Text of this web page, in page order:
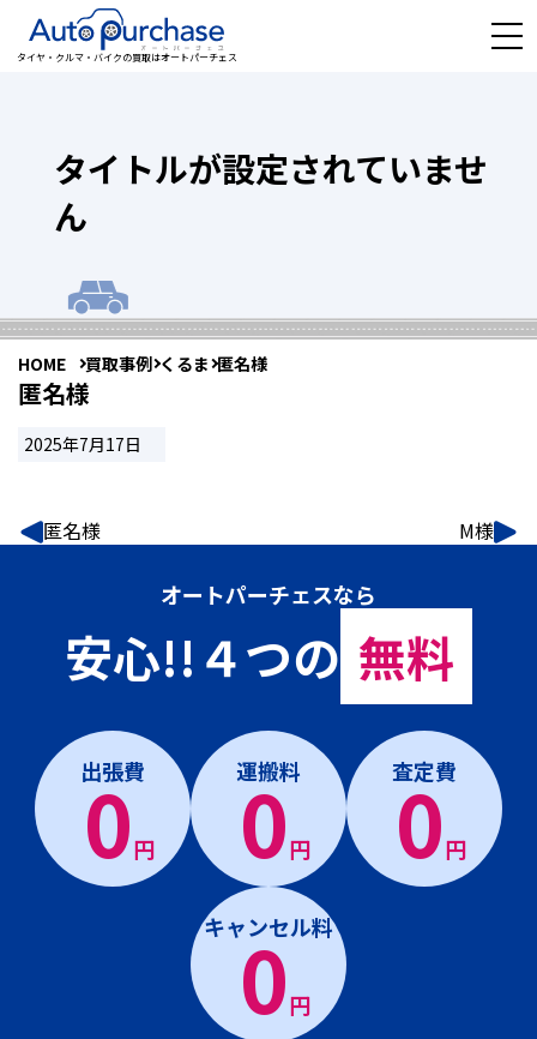
タイヤ・クルマ・バイクの買取はオートパーチェス
タイトルが設定されていませ
ん
HOME 買取事例 くるま 匿名様
匿名様
2025年7月17日
匿名様 M様
オートパーチェスなら
安心!!４つの 無料
出張費
0円
運搬料
0円
査定費
0円
キャンセル料
0円